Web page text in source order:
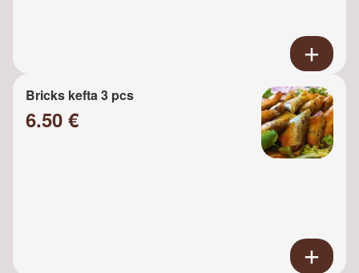
Bricks kefta 3 pcs
6.50 €